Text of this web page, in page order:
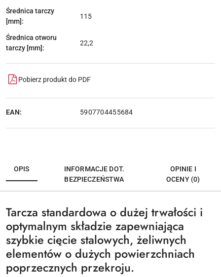
Średnica tarczy
[mm]:
115
Średnica otworu
tarczy [mm]:
22,2
Pobierz produkt do PDF
EAN: 5907704455684
OPIS
INFORMACJE DOT.
BEZPIECZEŃSTWA
OPINIE I
OCENY (0)
Tarcza standardowa o dużej trwałości i
optymalnym składzie zapewniająca
szybkie cięcie stalowych, żeliwnych
elementów o dużych powierzchniach
poprzecznych przekroju.